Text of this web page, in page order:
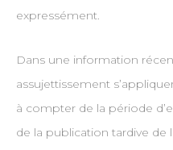
expressément.
Dans une information
assujettissement
à compter de la période
de la publication tardive de